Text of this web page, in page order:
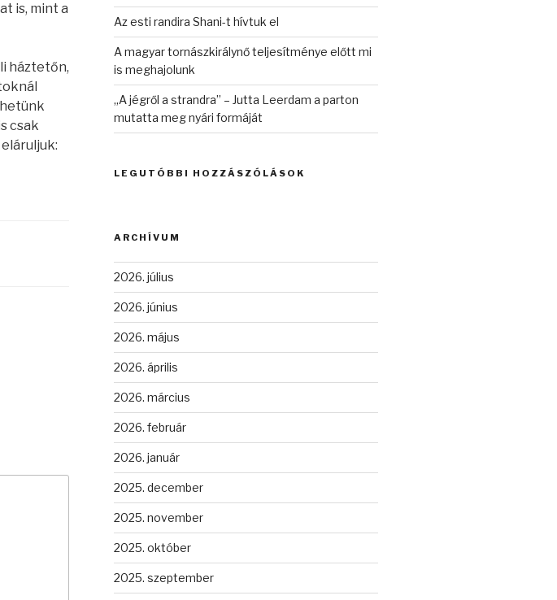
is, mint a
háztetőn,
csak
Az esti randira Shani-t hívtuk el
A magyar tornászkirálynő teljesítménye előtt mi
is meghajolunk
„A jégről a strandra” – Jutta Leerdam a parton
mutatta meg nyári formáját
LEGUTÓBBI HOZZÁSZÓLÁSOK
ARCHÍVUM
2026. július
2026. június
2026. május
2026. április
2026. március
2026. február
2026. január
2025. december
2025. november
2025. október
2025. szeptember